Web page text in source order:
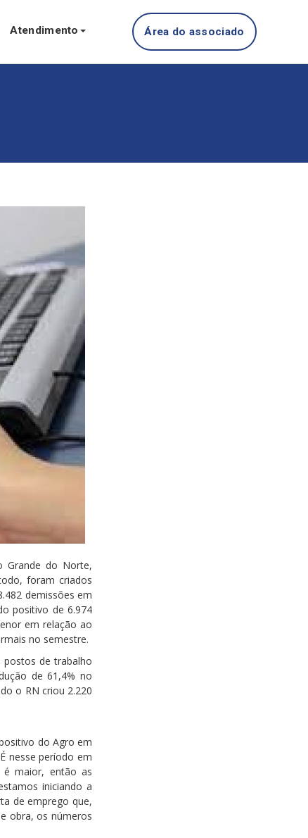
Atendimento Área do associado
Grande do Norte,
foram criados
demissões em
positivo de 6.974
em relação ao
no semestre.
postos de trabalho
de 61,4% no
o RN criou 2.220
do Agro em
nesse período em
maior, então as
iniciando a
de emprego que,
obra, os números